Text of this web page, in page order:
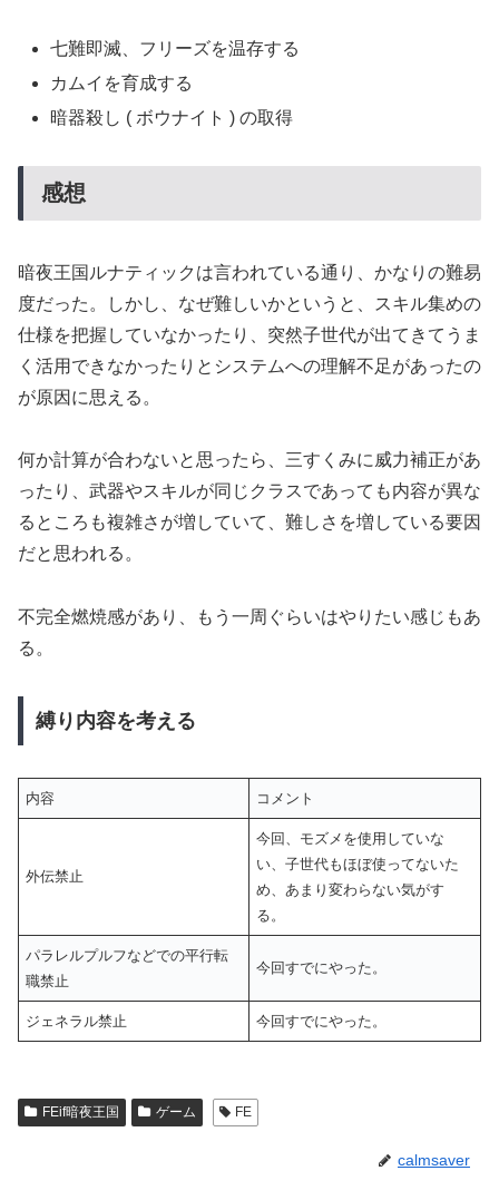
七難即滅、フリーズを温存する
カムイを育成する
暗器殺し ( ボウナイト ) の取得
感想
暗夜王国ルナティックは言われている通り、かなりの難易
度だった。しかし、なぜ難しいかというと、スキル集めの
仕様を把握していなかったり、突然子世代が出てきてうま
く活用できなかったりとシステムへの理解不足があったの
が原因に思える。
何か計算が合わないと思ったら、三すくみに威力補正があ
ったり、武器やスキルが同じクラスであっても内容が異な
るところも複雑さが増していて、難しさを増している要因
だと思われる。
不完全燃焼感があり、もう一周ぐらいはやりたい感じもあ
る。
縛り内容を考える
内容 コメント
外伝禁止
今回、モズメを使用していな
い、子世代もほぼ使ってないた
め、あまり変わらない気がす
る。
パラレルプルフなどでの平行転
職禁止
今回すでにやった。
ジェネラル禁止 今回すでにやった。
FEif暗夜王国 ゲーム FE
calmsaver